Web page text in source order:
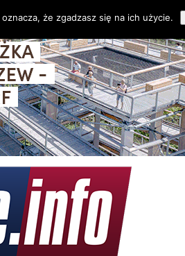
że zgadzasz się na ich użycie.